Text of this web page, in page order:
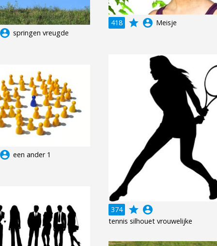
account_circle springen vreugde
418 grade account_circle Meisje
374 grade account_circle
tennis silhouet vrouwelijke
account_circle een ander 1